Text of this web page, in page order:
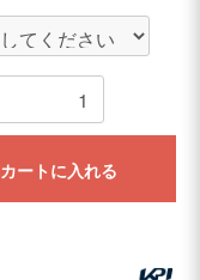
カートに入れる